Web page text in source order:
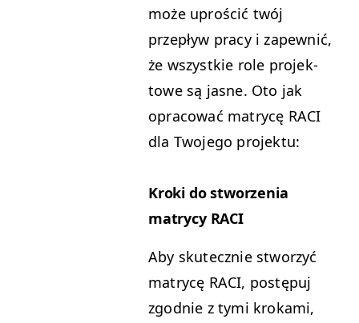
może uproś­cić twój
przepływ pra­cy i zapewnić,
że wszys­tkie role pro­jek­
towe są jasne. Oto jak
opra­cow­ać matrycę RACI
dla Two­jego projektu:
Kro­ki do stworzenia
matrycy RACI
Aby skutecznie stworzyć
matrycę RACI, postępuj
zgod­nie z tymi kroka­mi,